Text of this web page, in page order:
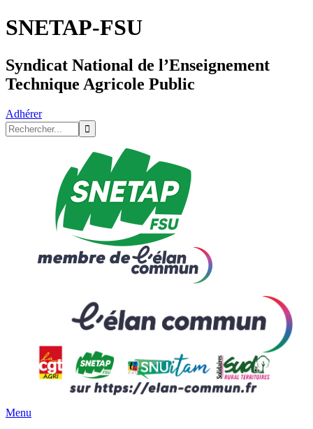
SNETAP-FSU
Syndicat National de l’Enseignement
Technique Agricole Public
Adhérer
Menu